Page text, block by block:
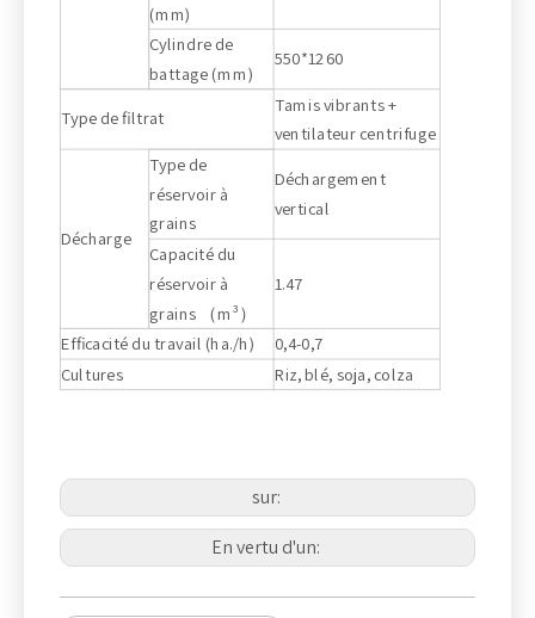
(mm)
Cylindre de
battage (mm)
550*1260
Type de filtrat
Tamis vibrants +
ventilateur centrifuge
Décharge
Type de
réservoir à
grains
Déchargement
vertical
Capacité du
réservoir à
grains （m³）
1.47
Efficacité du travail (ha./h)
0,4-0,7
Cultures
Riz, blé, soja, colza
sur:
En vertu d'un: